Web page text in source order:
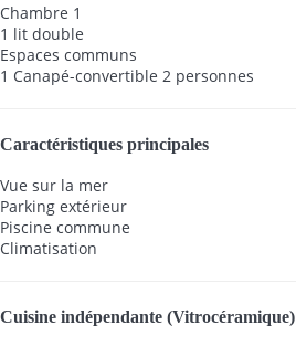
Chambre 1
1 lit double
Espaces communs
1 Canapé-convertible 2 personnes
Caractéristiques principales
Vue sur la mer
Parking extérieur
Piscine commune
Climatisation
Cuisine indépendante (Vitrocéramique)